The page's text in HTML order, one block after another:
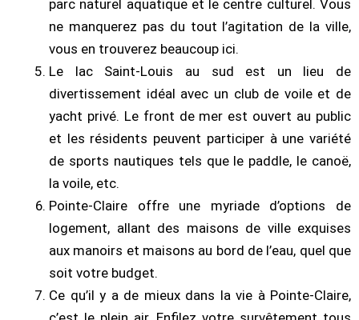
parc naturel aquatique et le centre culturel. Vous
ne manquerez pas du tout l’agitation de la ville,
vous en trouverez beaucoup ici.
Le lac Saint-Louis au sud est un lieu de
divertissement idéal avec un club de voile et de
yacht privé. Le front de mer est ouvert au public
et les résidents peuvent participer à une variété
de sports nautiques tels que le paddle, le canoë,
la voile, etc.
Pointe-Claire offre une myriade d’options de
logement, allant des maisons de ville exquises
aux manoirs et maisons au bord de l’eau, quel que
soit votre budget.
Ce qu’il y a de mieux dans la vie à Pointe-Claire,